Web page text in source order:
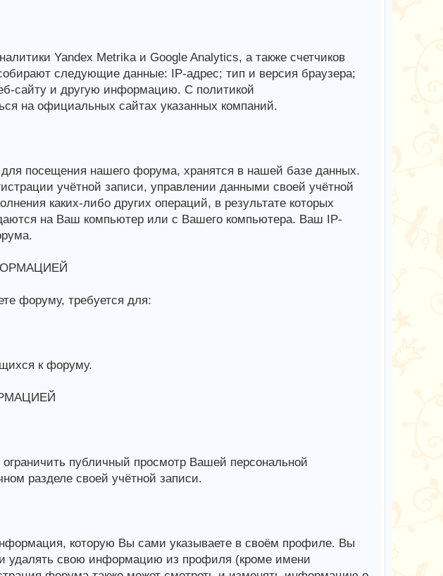
Yandex Metrika и Google Analytics, а также счетчиков
следующие данные: IP-адрес; тип и версия браузера;
сайту и другую информацию. С политикой
на официальных сайтах указанных компаний.
посещения нашего форума, хранятся в нашей базе данных.
учётной записи, управлении данными своей учётной
каких-либо других операций, в результате которых
на Ваш компьютер или с Вашего компьютера. Ваш IP-
форуму, требуется для:
к форуму.
публичный просмотр Вашей персональной
разделе своей учётной записи.
которую Вы сами указываете в своём профиле. Вы
и удалять свою информацию из профиля (кроме имени